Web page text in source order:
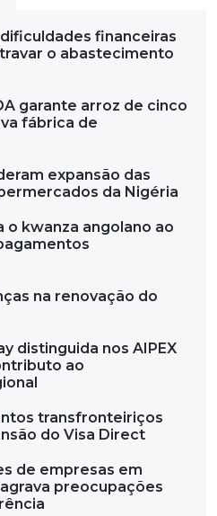
financeiras
o abastecimento
garante arroz de cinco
fábrica de
expansão das
da Nigéria
o kwanza angolano ao
na renovação do
distinguida nos AIPEX
ao
transfronteiriços
do Visa Direct
de empresas em
preocupações